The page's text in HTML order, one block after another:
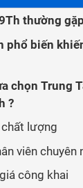
thường
phổ biến
chọn Trung
?
lượng
viên chuyên
công khai